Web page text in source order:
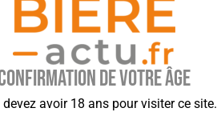
de votre âge
devez avoir 18 ans pour visiter ce site.